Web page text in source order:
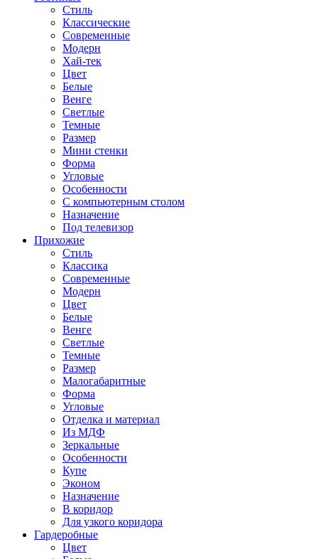
Стиль
Классические
Современные
Модерн
Хай-тек
Цвет
Белые
Венге
Светлые
Темные
Размер
Мини стенки
Форма
Угловые
Особенности
С компьютерным столом
Назначение
Под телевизор
Прихожие
Стиль
Классика
Современные
Модерн
Цвет
Белые
Венге
Светлые
Темные
Размер
Малогабаритные
Форма
Угловые
Отделка и материал
Из МДФ
Зеркальные
Особенности
Купе
Эконом
Назначение
В коридор
Для узкого коридора
Гардеробные
Цвет